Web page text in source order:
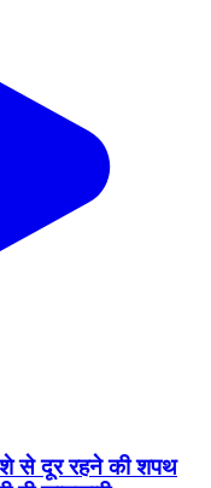
से दूर रहने की शपथ